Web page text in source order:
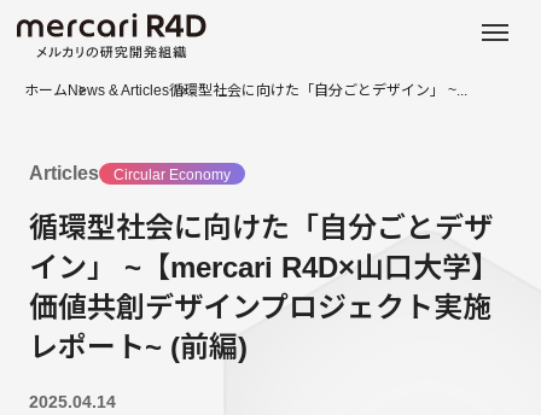
ホーム News & Articles循環型社会に向けた「自分ごとデザイン」 ~...
Articles Circular Economy
循環型社会に向けた「自分ごとデザ
イン」 ~【mercari R4D×山口大学】
価値共創デザインプロジェクト実施
レポート~ (前編)
2025.04.14